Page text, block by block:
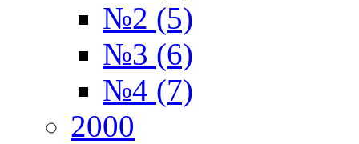
№2 (5)
№3 (6)
№4 (7)
2000